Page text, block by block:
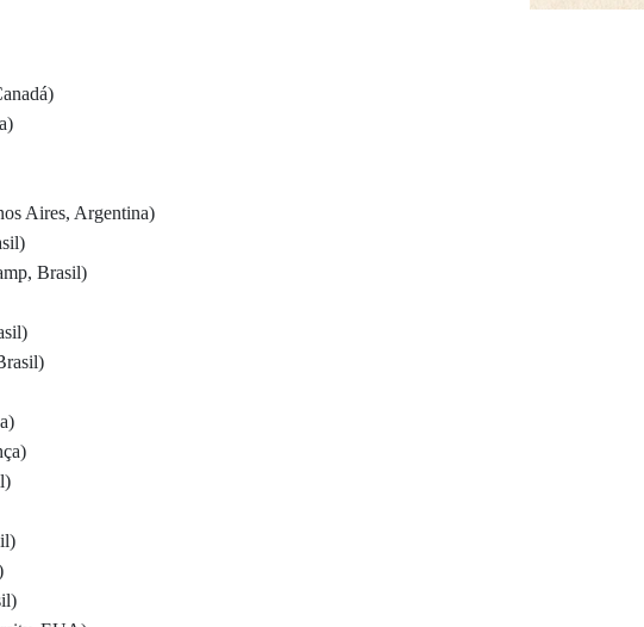
Aires, Argentina)
Brasil)